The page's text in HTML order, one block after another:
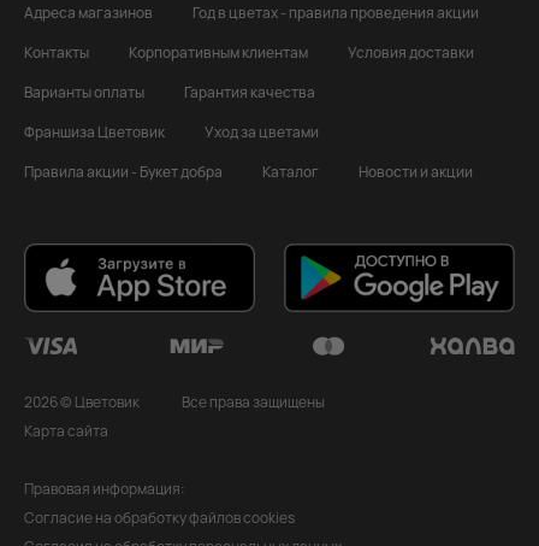
Адреса магазинов
Год в цветах - правила проведения акции
Контакты
Корпоративным клиентам
Условия доставки
Варианты оплаты
Гарантия качества
Франшиза Цветовик
Уход за цветами
Правила акции - Букет добра
Каталог Новости и акции
2026 © Цветовик
Все права защищены
Карта сайта
Правовая информация:
Согласие на обработку файлов cookies